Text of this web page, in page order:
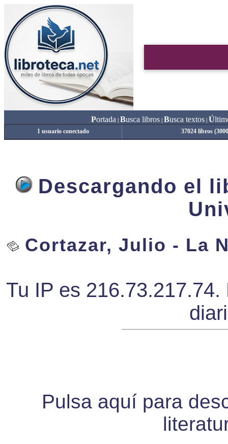
Portada Busca libros| Busca textos| Ú
1 usuario conectado 37024 libros
Descargando el
Cortazar, Julio - La
Tu IP es
Pulsa aquí para